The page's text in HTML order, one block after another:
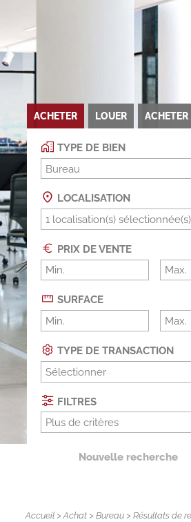
ACHETER LOUER
TYPE DE BIEN
Bureau
LOCALISATION
PRIX DE VENTE
SURFACE
TYPE DE TRANSACTION
Sélectionner
FILTRES
Plus de critères
Nouvelle recherche
Accueil >Achat >Bureau > Résultats de